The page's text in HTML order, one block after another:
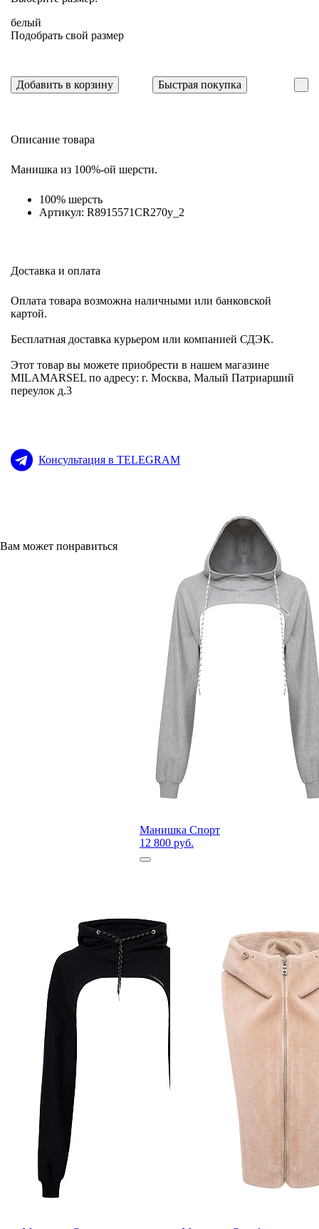
белый
Подобрать свой размер
Добавить в корзину Быстрая покупка
Описание товара
Манишка из 100%-ой шерсти.
100% шерсть
Артикул: R8915571CR270y_2
Доставка и оплата
Оплата товара возможна наличными или банковской
картой.
Бесплатная доставка курьером или компанией СДЭК.
Этот товар вы можете приобрести в нашем магазине
MILAMARSEL по адресу: г. Москва, Малый Патриарший
переулок д.3
Консультация в TELEGRAM
Вам может понравиться
Манишка Спорт
12 800 руб.